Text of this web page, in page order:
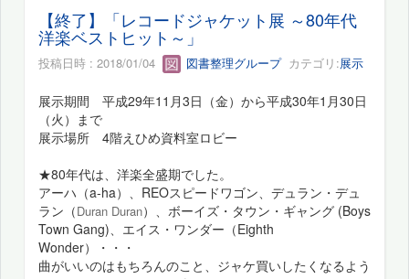
【終了】「レコードジャケット展 ～80年代
洋楽ベストヒット～」
投稿日時 : 2018/01/04 図書整理グループカテゴリ:展示
展示期間 平成29年11月3日（金）から平成30年1月30日
（火）まで
展示場所 4階えひめ資料室ロビー
★80年代は、洋楽全盛期でした。
アーハ（a-ha）、REOスピードワゴン、デュラン・デュ
ラン（Duran Duran）、ボーイズ・タウン・ギャング (Boys
Town Gang)、エイス・ワンダー（Eighth
Wonder）・・・
曲がいいのはもちろんのこと、ジャケ買いしたくなるよう